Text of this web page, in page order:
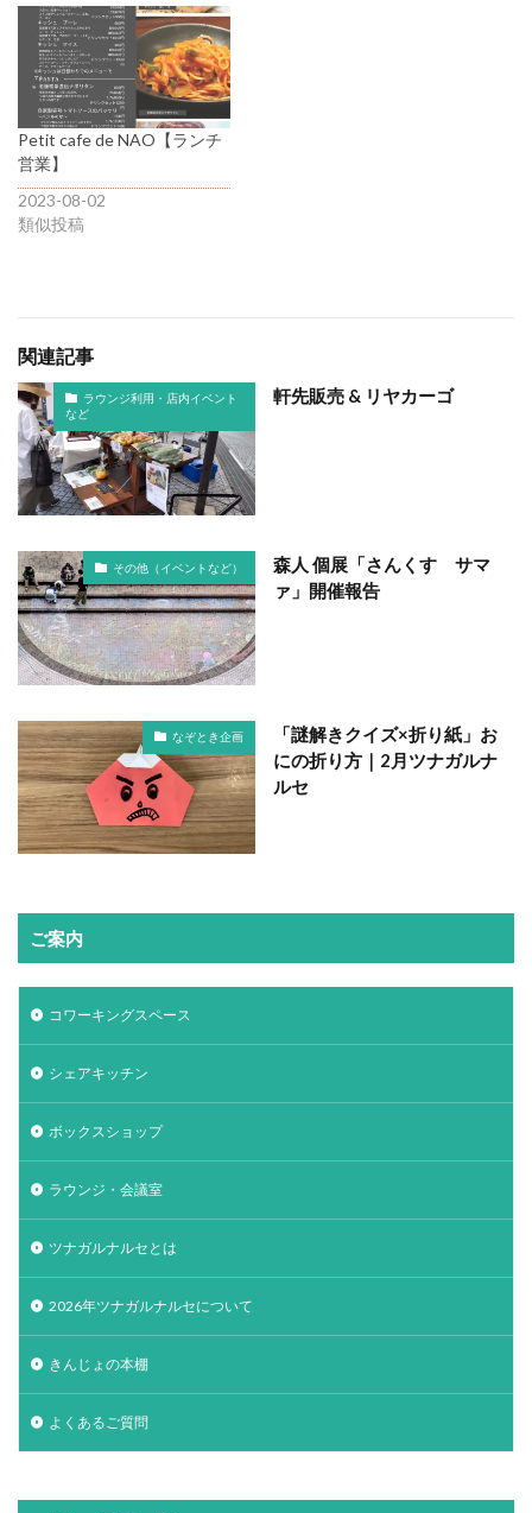
Petit cafe de NAO【ランチ
営業】
2023-08-02
類似投稿
関連記事
ラウンジ利用・店内イベント
など
軒先販売 & リヤカーゴ
その他（イベントなど）
森人 個展「さんくす サマ
ァ」開催報告
なぞとき企画
「謎解きクイズ×折り紙」お
にの折り方｜2月ツナガルナ
ルセ
ご案内
コワーキングスペース
シェアキッチン
ボックスショップ
ラウンジ・会議室
ツナガルナルセとは
2026年ツナガルナルセについて
きんじょの本棚
よくあるご質問